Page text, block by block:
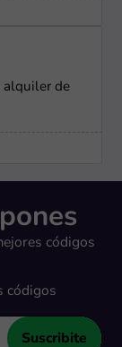
alquiler de
códigos
códigos
Suscribite